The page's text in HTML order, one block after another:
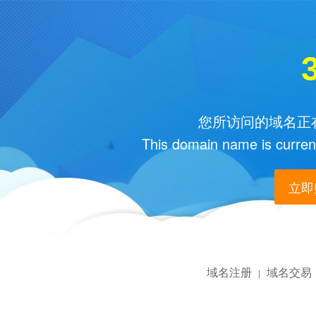
您所访问的域名
This domain name is
立
域名注册 | 域名交易